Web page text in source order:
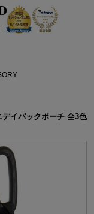
イパックポーチ 全3色